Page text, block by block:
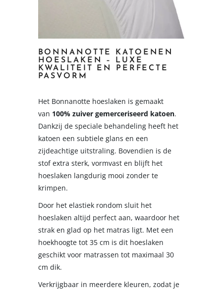
BONNANOTTE KATOENEN
HOESLAKEN – LUXE
KWALITEIT EN PERFECTE
PASVORM
Het Bonnanotte hoeslaken is gemaakt
van 100% zuiver gemerceriseerd katoen.
Dankzij de speciale behandeling heeft het
katoen een subtiele glans en een
zijdeachtige uitstraling. Bovendien is de
stof extra sterk, vormvast en blijft het
hoeslaken langdurig mooi zonder te
krimpen.
Door het elastiek rondom sluit het
hoeslaken altijd perfect aan, waardoor het
strak en glad op het matras ligt. Met een
hoekhoogte tot 35 cm is dit hoeslaken
geschikt voor matrassen tot maximaal 30
cm dik.
Verkrijgbaar in meerdere kleuren, zodat je